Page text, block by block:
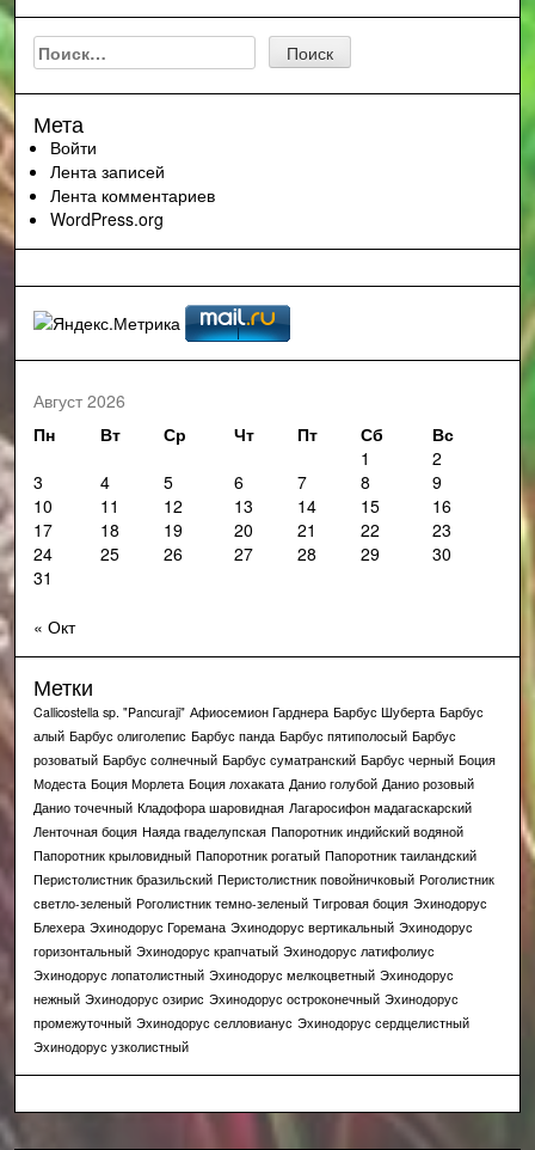
Найти:
Мета
Войти
Лента записей
Лента комментариев
WordPress.org
Август 2026
Пн
Вт Ср Чт Пт Сб
Вс
1
2
3
4 5 6 7 8
9
10
11 12 13 14 15
16
17
18 19 20 21 22
23
24
25 26 27 28 29
30
31
« Окт
Метки
Callicostella sp. "Pancuraji" Афиосемион Гарднера Барбус Шуберта Барбус
алый Барбус олиголепис Барбус панда Барбус пятиполосый Барбус
розоватый Барбус солнечный Барбус суматранский Барбус черный Боция
Модеста Боция Морлета Боция лохаката Данио голубой Данио розовый
Данио точечный Кладофора шаровидная Лагаросифон мадагаскарский
Ленточная боция Наяда гваделупская Папоротник индийский водяной
Папоротник крыловидный Папоротник рогатый Папоротник таиландский
Перистолистник бразильский Перистолистник повойничковый Роголистник
светло-зеленый Роголистник темно-зеленый Тигровая боция Эхинодорус
Блехера Эхинодорус Горемана Эхинодорус вертикальный Эхинодорус
горизонтальный Эхинодорус крапчатый Эхинодорус латифолиус
Эхинодорус лопатолистный Эхинодорус мелкоцветный Эхинодорус
нежный Эхинодорус озирис Эхинодорус остроконечный Эхинодорус
промежуточный Эхинодорус селловианус Эхинодорус сердцелистный
Эхинодорус узколистный